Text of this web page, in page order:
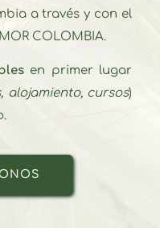
COLOMBIA.
en primer lugar
alojamiento, cursos)